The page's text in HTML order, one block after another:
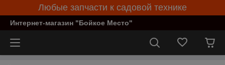
Любые запчасти к садовой технике
Интернет-магазин "Бойкое Место"